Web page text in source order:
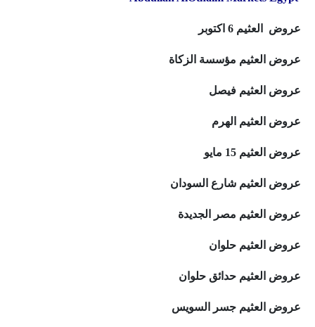
عروض العثيم 6 اكتوبر
عروض العثيم مؤسسة الزكاة
عروض العثيم فيصل
عروض العثيم الهرم
عروض العثيم 15 مايو
عروض العثيم شارع السودان
عروض العثيم مصر الجديدة
عروض العثيم حلوان
عروض العثيم حدائق حلوان
عروض العثيم جسر السويس